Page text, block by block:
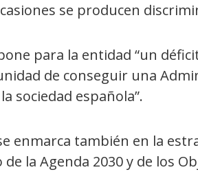
se producen
para la entidad “un
de conseguir una
sociedad española”.
enmarca también en la
la Agenda 2030 y de los